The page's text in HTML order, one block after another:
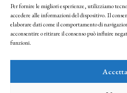
Per fornire le migliori esperienze, utilizziamo
accedere alle informazioni del dispositivo. Il
elaborare dati come il comportamento di
acconsentire o ritirare il consenso può influire
funzioni.
Accetta
Facendo clic per iscriverti, riconosci che le
seguendo la nostra Privacy Policy
© 2025 Istituto Matteucci. All right reserved
l’autorizzazione scritta dei proprietari dei diritti e